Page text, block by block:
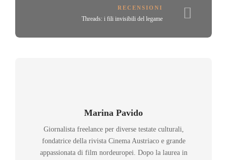
RECENSIONI
Threads: i fili invisibili del legame
Marina Pavido
Giornalista freelance per diverse testate culturali,
fondatrice della rivista Cinema Austriaco e grande
appassionata di film nordeuropei. Dopo la laurea in